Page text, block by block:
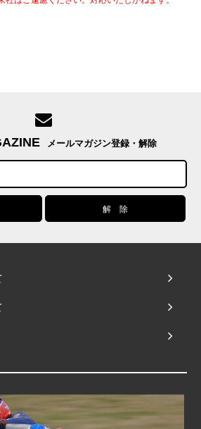
メールマガジン登録・解除